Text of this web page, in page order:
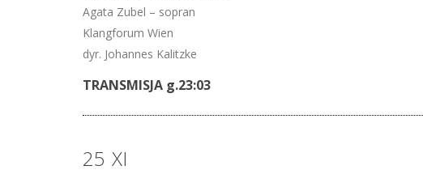
Agata Zubel – sopran
Klangforum Wien
dyr. Johannes Kalitzke
TRANSMISJA g.23:03
25 XI